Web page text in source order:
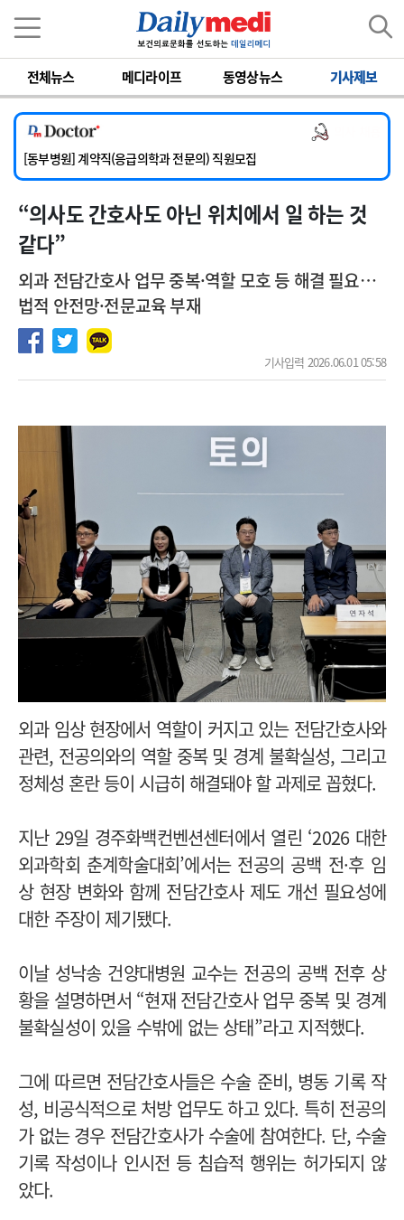
전체뉴스 메디라이프 동영상뉴스 기사제보
[서울아산병원] 2026년 하반기 인턴 모집
[영남대학교의료원] 마취통증의학과 임기제 임상의사 채용
[충남대학교병원] 소아청소년과(소아응급전담) 계약직 의사 공개채용
[동부병원] 계약직(응급의학과 전문의) 직원모집
[이대목동병원] 하반기 전공의(레지던트1년차) 모집
[서울아산병원] 2026년 하반기 인턴 모집
[영남대학교의료원] 마취통증의학과 임기제 임상의사 채용
“의사도 간호사도 아닌 위치에서 일 하는 것
같다”
외과 전담간호사 업무 중복·역할 모호 등 해결 필요…
법적 안전망·전문교육 부재
기사입력 2026.06.01 05:58
외과 임상 현장에서 역할이 커지고 있는 전담간호사와
관련, 전공의와의 역할 중복 및 경계 불확실성, 그리고
정체성 혼란 등이 시급히 해결돼야 할 과제로 꼽혔다.
지난 29일 경주화백컨벤션센터에서 열린 ‘2026 대한
외과학회 춘계학술대회’에서는 전공의 공백 전·후 임
상 현장 변화와 함께 전담간호사 제도 개선 필요성에
대한 주장이 제기됐다.
이날 성낙송 건양대병원 교수는 전공의 공백 전후 상
황을 설명하면서 “현재 전담간호사 업무 중복 및 경계
불확실성이 있을 수밖에 없는 상태”라고 지적했다.
그에 따르면 전담간호사들은 수술 준비, 병동 기록 작
성, 비공식적으로 처방 업무도 하고 있다. 특히 전공의
가 없는 경우 전담간호사가 수술에 참여한다. 단, 수술
기록 작성이나 인시전 등 침습적 행위는 허가되지 않
았다.